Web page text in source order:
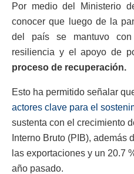
Por medio del Ministerio
conocer que luego de la
del país se mantuvo
resiliencia y el apoyo de
proceso de recuperación.
Esto ha permitido señalar
actores clave para el
sustenta con el crecimiento
Interno Bruto (PIB), además
las exportaciones y un 20.7
año pasado.